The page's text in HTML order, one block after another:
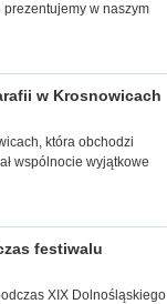
prezentujemy w naszym
w Krosnowicach
która obchodzi
wspólnocie wyjątkowe
festiwalu
XIX Dolnośląskiego